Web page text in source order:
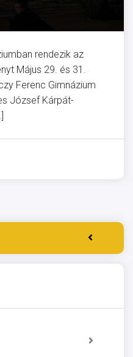
rendezik az
Május 29. és 31.
Ferenc Gimnázium
József Kárpát-